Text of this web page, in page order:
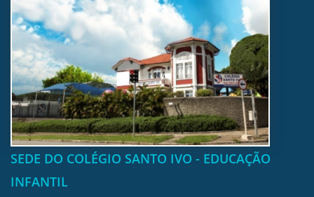
SEDE DO COLÉGIO SANTO IVO - EDUCAÇÃO
INFANTIL